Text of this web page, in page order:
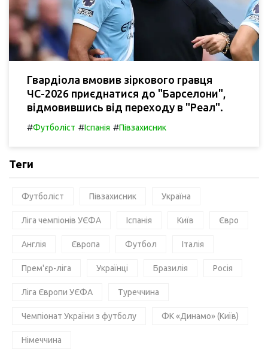
Гвардіола вмовив зіркового гравця
ЧС-2026 приєднатися до "Барселони",
відмовившись від переходу в "Реал".
#Футболіст #Іспанія #Півзахисник
Теги
Футболіст Півзахисник Україна
Ліга чемпіонів УЄФА Іспанія Київ Євро
Англія Європа Футбол Італія
Прем'єр-ліга Українці Бразилія Росія
Ліга Європи УЄФА Туреччина
Чемпіонат України з футболу ФК «Динамо» (Київ)
Німеччина